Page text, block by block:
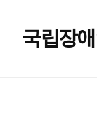
국립장